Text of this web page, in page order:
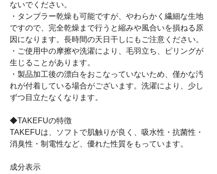
ないでください。
・タンブラー乾燥も可能ですが、やわらかく繊細な生地
ですので、完全乾燥まで行うと縮みや風合いを損ねる原
因になります。長時間の天日干しにもご注意ください。
・ご使用中の摩擦や洗濯により、毛羽立ち、ピリングが
生じることがあります。
・製品加工後の漂白をおこなっていないため、僅かな汚
れが付着している場合がございます。洗濯により、少し
ずつ目立たなくなります。
◆TAKEFUの特徴
TAKEFUは、ソフトで肌触りが良く、吸水性・抗菌性・
消臭性・制電性など、優れた性質をもっています。
成分表示